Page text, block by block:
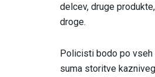
delcev, druge
droge.
Policisti bodo po vseh
suma storitve